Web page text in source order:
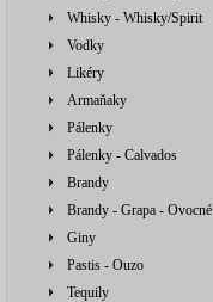
Whisky - Whisky/Spirit
Vodky
Likéry
Armaňaky
Pálenky
Pálenky - Calvados
Brandy
Brandy - Grapa - Ovocné
Giny
Pastis - Ouzo
Tequily